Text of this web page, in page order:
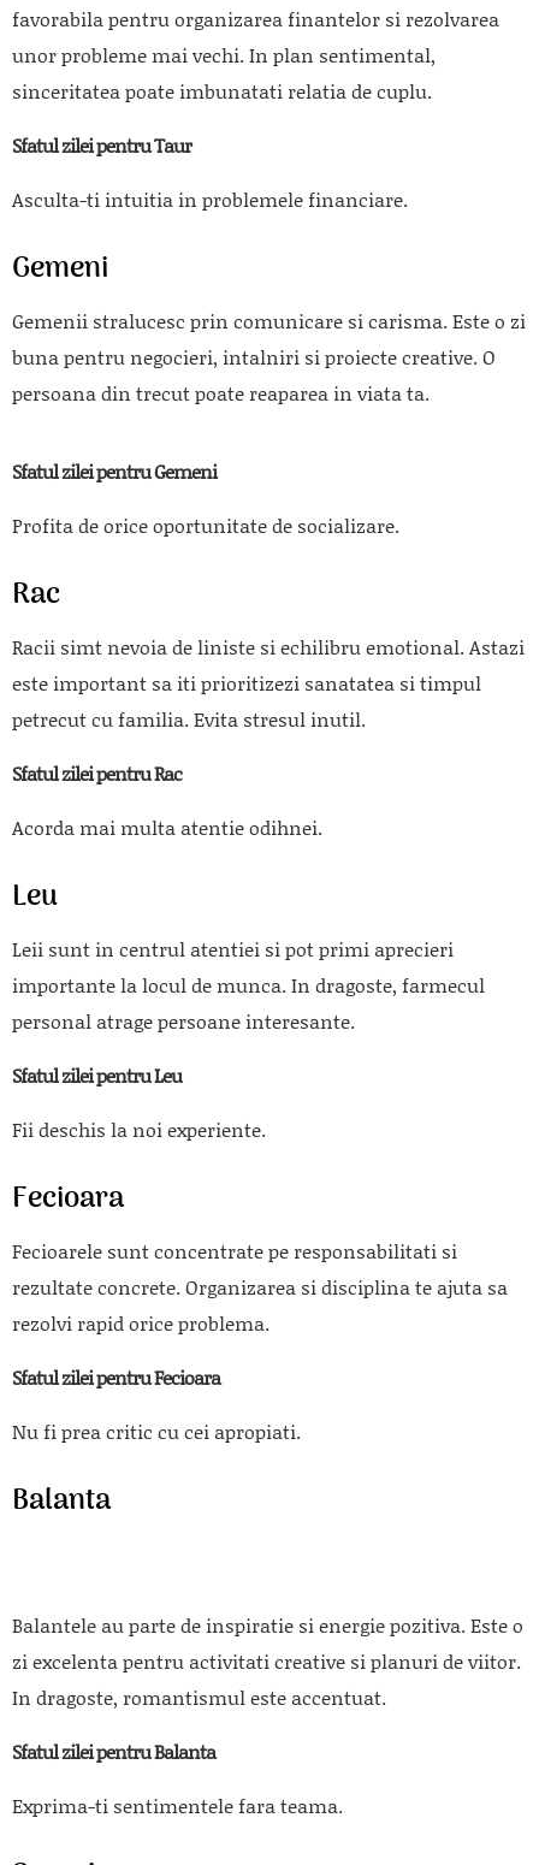
favorabila pentru organizarea finantelor si rezolvarea
unor probleme mai vechi. In plan sentimental,
sinceritatea poate imbunatati relatia de cuplu.
Sfatul zilei pentru Taur
Asculta-ti intuitia in problemele financiare.
Gemeni
Gemenii stralucesc prin comunicare si carisma. Este o zi
buna pentru negocieri, intalniri si proiecte creative. O
persoana din trecut poate reaparea in viata ta.
Sfatul zilei pentru Gemeni
Profita de orice oportunitate de socializare.
Rac
Racii simt nevoia de liniste si echilibru emotional. Astazi
este important sa iti prioritizezi sanatatea si timpul
petrecut cu familia. Evita stresul inutil.
Sfatul zilei pentru Rac
Acorda mai multa atentie odihnei.
Leu
Leii sunt in centrul atentiei si pot primi aprecieri
importante la locul de munca. In dragoste, farmecul
personal atrage persoane interesante.
Sfatul zilei pentru Leu
Fii deschis la noi experiente.
Fecioara
Fecioarele sunt concentrate pe responsabilitati si
rezultate concrete. Organizarea si disciplina te ajuta sa
rezolvi rapid orice problema.
Sfatul zilei pentru Fecioara
Nu fi prea critic cu cei apropiati.
Balanta
Balantele au parte de inspiratie si energie pozitiva. Este o
zi excelenta pentru activitati creative si planuri de viitor.
In dragoste, romantismul este accentuat.
Sfatul zilei pentru Balanta
Exprima-ti sentimentele fara teama.